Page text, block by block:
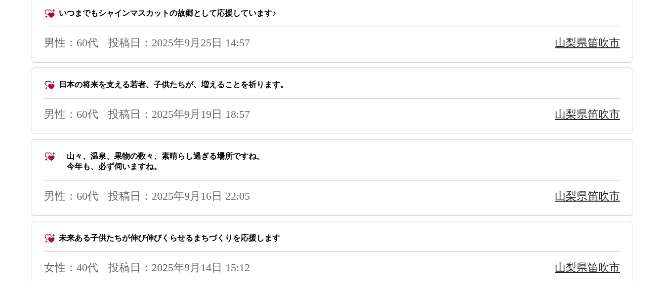
いつまでもシャインマスカットの故郷として応援しています♪
男性 ：60代 投稿日：2025年9月25日 14:57 山梨県笛吹市
日本の将来を支える若者、子供たちが、増えることを祈ります。
男性 ：60代 投稿日：2025年9月19日 18:57 山梨県笛吹市
山々、温泉、果物の数々、素晴らし過ぎる場所ですね。
今年も、必ず伺いますね。
男性 ：60代 投稿日：2025年9月16日 22:05 山梨県笛吹市
未来ある子供たちが伸び伸びくらせるまちづくりを応援します
女性：40代 投稿日：2025年9月14日 15:12 山梨県笛吹市